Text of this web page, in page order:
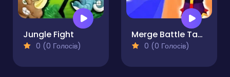
Jungle Fight
0 (0 Голосів)
Merge Battle Tactics
0 (0 Голосів)